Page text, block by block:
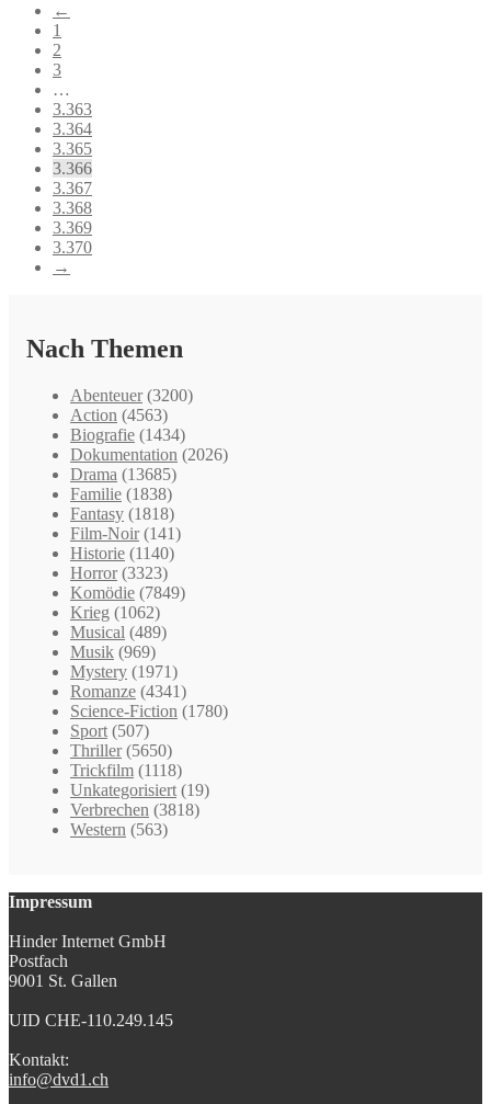
←
1
2
3
…
3.363
3.364
3.365
3.366
3.367
3.368
3.369
3.370
→
Nach Themen
Abenteuer (3200)
Action (4563)
Biografie (1434)
Dokumentation (2026)
Drama (13685)
Familie (1838)
Fantasy (1818)
Film-Noir (141)
Historie (1140)
Horror (3323)
Komödie (7849)
Krieg (1062)
Musical (489)
Musik (969)
Mystery (1971)
Romanze (4341)
Science-Fiction (1780)
Sport (507)
Thriller (5650)
Trickfilm (1118)
Unkategorisiert (19)
Verbrechen (3818)
Western (563)
Impressum
Hinder Internet GmbH
Postfach
9001 St. Gallen
UID CHE-110.249.145
Kontakt:
info@dvd1.ch